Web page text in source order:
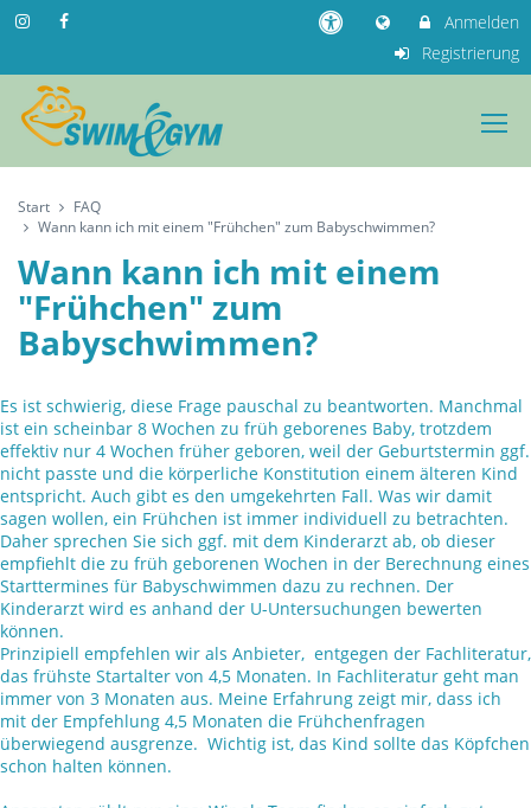
Anmelden
Registrierung
Start
FAQ
Wann kann ich mit einem "Frühchen" zum Babyschwimmen?
Wann kann ich mit einem
"Frühchen" zum
Babyschwimmen?
Es ist schwierig, diese Frage pauschal zu beantworten. Manchmal
ist ein scheinbar 8 Wochen zu früh geborenes Baby, trotzdem
effektiv nur 4 Wochen früher geboren, weil der Geburtstermin ggf.
nicht passte und die körperliche Konstitution einem älteren Kind
entspricht. Auch gibt es den umgekehrten Fall. Was wir damit
sagen wollen, ein Frühchen ist immer individuell zu betrachten.
Daher sprechen Sie sich ggf. mit dem Kinderarzt ab, ob dieser
empfiehlt die zu früh geborenen Wochen in der Berechnung eines
Starttermines für Babyschwimmen dazu zu rechnen. Der
Kinderarzt wird es anhand der U-Untersuchungen bewerten
können.
Prinzipiell empfehlen wir als Anbieter, entgegen der Fachliteratur,
das frühste Startalter von 4,5 Monaten. In Fachliteratur geht man
immer von 3 Monaten aus. Meine Erfahrung zeigt mir, dass ich
mit der Empfehlung 4,5 Monaten die Frühchenfragen
überwiegend ausgrenze. Wichtig ist, das Kind sollte das Köpfchen
schon halten können.